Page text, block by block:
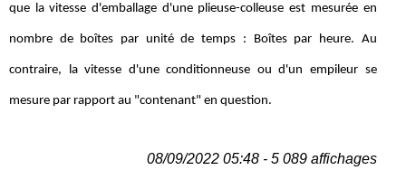
que la vitesse d'emballage d'une plieuse-colleuse est mesurée en
nombre de boîtes par unité de temps : Boîtes par heure. Au
contraire, la vitesse d'une conditionneuse ou d'un empileur se
mesure par rapport au "contenant" en question.
08/09/2022 05:48 - 5 089 affichages